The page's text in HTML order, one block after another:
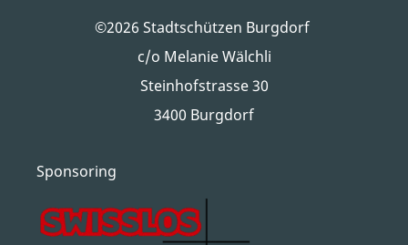
©2026 Stadtschützen Burgdorf
c/o Melanie Wälchli
Steinhofstrasse 30
3400 Burgdorf
Sponsoring